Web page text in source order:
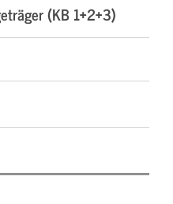
(KB 1+2+3)